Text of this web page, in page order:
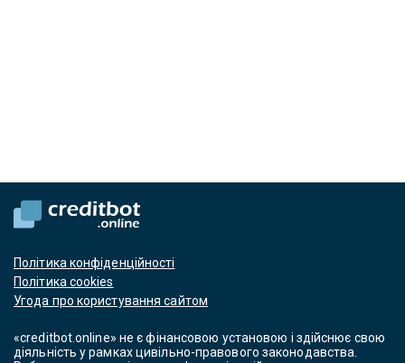
Політика конфіденційності
Політика cookies
Угода про користування сайтом
«creditbot.online» не є фінансовою установою і здійснює свою
діяльність у рамках цивільно-правового законодавства.